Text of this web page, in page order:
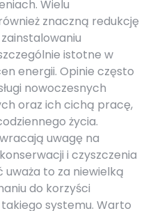
Wielu
znaczną redukcję
istotne w
energii. Opinie często
nowoczesnych
oraz ich cichą pracę,
życia.
uwagę na
i czyszczenia
uważa to za niewielką
do korzyści
systemu. Warto